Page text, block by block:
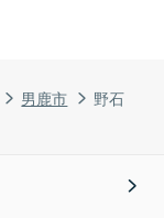
男鹿市 野石